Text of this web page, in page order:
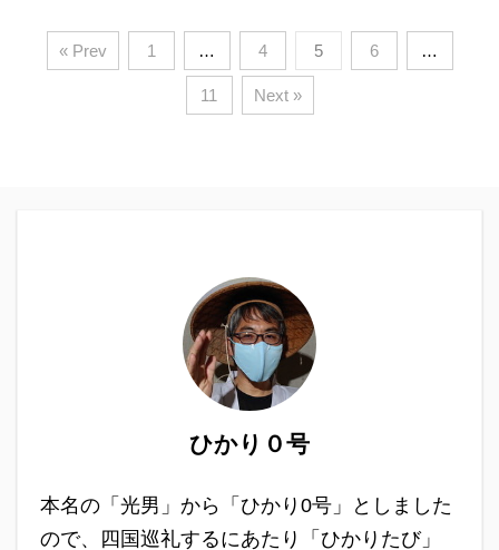
« Prev 1 … 4 5 6 …
11 Next »
ひかり０号
本名の「光男」から「ひかり0号」としました
ので、四国巡礼するにあたり「ひかりたび」